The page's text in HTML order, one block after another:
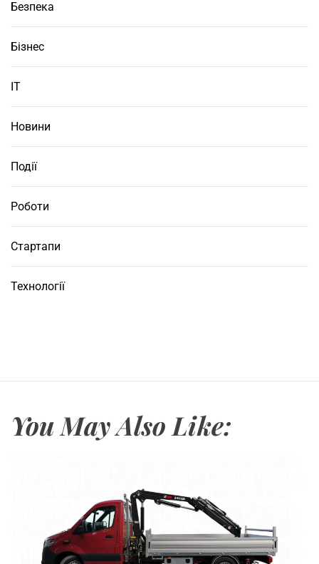
Безпека
Бізнес
ІТ
Новини
Події
Роботи
Стартапи
Технології
You May Also Like: